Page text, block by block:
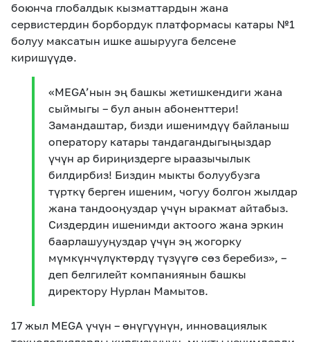
боюнча глобалдык кызматтардын жана
сервистердин борбордук платформасы катары №1
болуу максатын ишке ашырууга белсене
киришүүдө.
«MEGA’нын эң башкы жетишкендиги жана
сыймыгы – бул анын абоненттери!
Замандаштар, бизди ишенимдүү байланыш
оператору катары тандагандыгыңыздар
үчүн ар бириңиздерге ыраазычылык
билдирбиз! Биздин мыкты болуубузга
түрткү берген ишеним, чогуу болгон жылдар
жана тандооңуздар үчүн ыракмат айтабыз.
Сиздердин ишенимди актоого жана эркин
баарлашууңуздар үчүн эң жогорку
мүмкүнчүлүктөрдү түзүүгө сөз беребиз», –
деп белгилейт компаниянын башкы
директору Нурлан Мамытов.
17 жыл MEGA үчүн – өнүгүүнүн, инновациялык